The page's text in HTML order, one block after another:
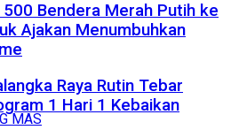
MAS
Bendera Merah Putih ke
Ajakan Menumbuhkan
Raya Rutin Tebar
1 Hari 1 Kebaikan